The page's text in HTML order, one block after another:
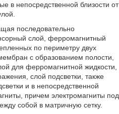
в непосредственной близости от
последовательно
слой, ферромагнитный
по периметру двух
с образованием полости,
для ферромагнитной жидкости,
слой подсветки, также
и в непосредственной
причем электромагниты под
собой в матричную сетку.